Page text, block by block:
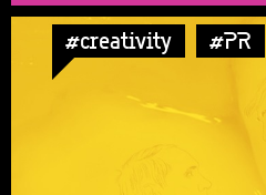
#creativity #PR